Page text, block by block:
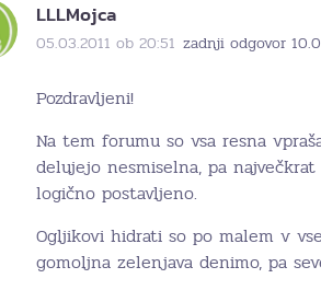
LLLMojca
05.03.2011 ob 20:51 zadnji odgovor
Pozdravljeni!
Na tem forumu so vsa resna
delujejo nesmiselna, pa
logično postavljeno.
Ogljikovi hidrati so po malem v
gomoljna zelenjava denimo, pa